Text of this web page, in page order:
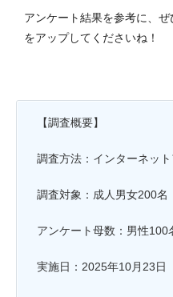
アンケート結果を参考に、
をアップしてくださいね！
【調査概要】
調査方法：インターネット
調査対象：成人男女200名
アンケート母数：男性100
実施日：2025年10月23日